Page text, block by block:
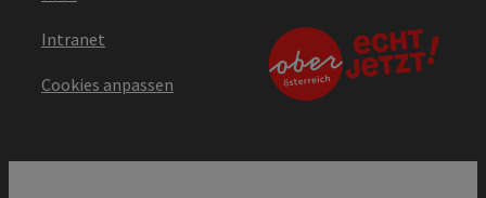
Intranet
Cookies anpassen